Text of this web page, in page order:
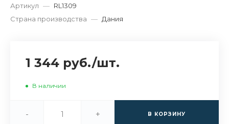
Артикул — RL1309
Страна производства — Дания
1 344 руб./шт.
В наличии
- + В КОРЗИНУ